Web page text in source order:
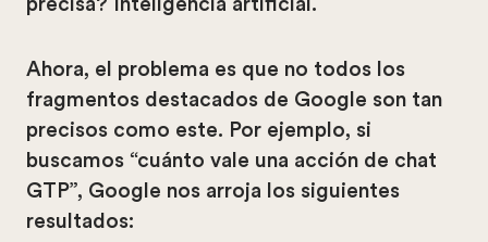
precisa? Inteligencia artificial.
Ahora, el problema es que no todos los
fragmentos destacados de Google son tan
precisos como este. Por ejemplo, si
buscamos “cuánto vale una acción de chat
GTP”, Google nos arroja los siguientes
resultados: